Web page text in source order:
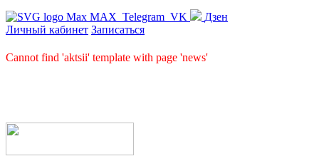
MAX Telegram VK
Дзен
Личный кабинет Записаться
Cannot find 'aktsii' template with page 'news'